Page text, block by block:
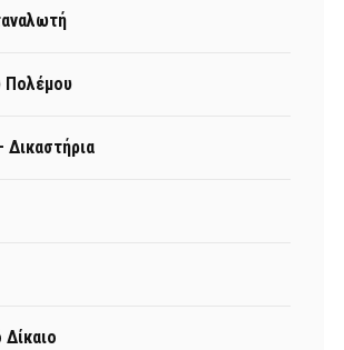
Πολέμου
Δικαστήρια
Δίκαιο